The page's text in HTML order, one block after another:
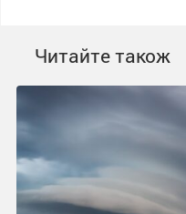
Читайте також